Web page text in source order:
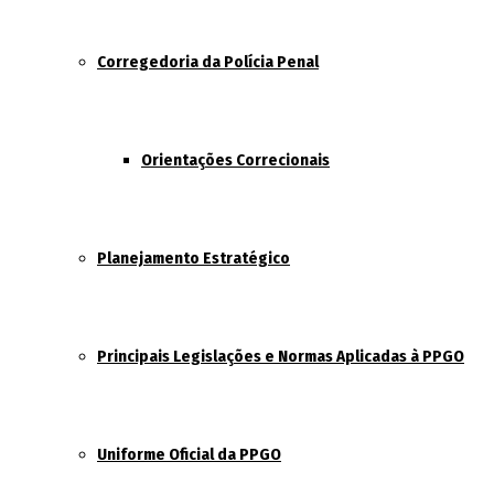
Corregedoria da Polícia Penal
Orientações Correcionais
Planejamento Estratégico
Principais Legislações e Normas Aplicadas à PPGO
Uniforme Oficial da PPGO